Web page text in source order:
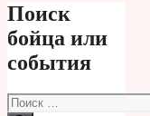
Поиск
бойца или
события
Поиск: